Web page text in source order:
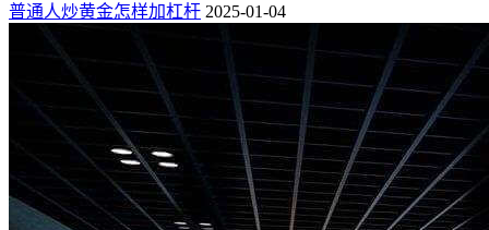
普通人炒黄金怎样加杠杆 2025-01-04